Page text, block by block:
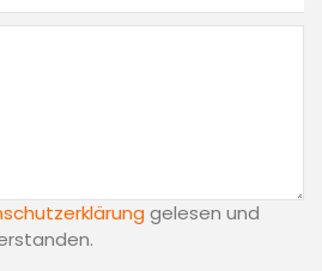
gelesen und